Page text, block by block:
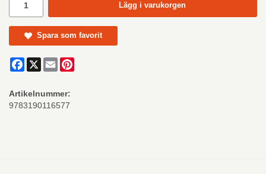
Lägg i varukorgen
Spara som favorit
Facebook
X Email
Artikelnummer:
9783190116577